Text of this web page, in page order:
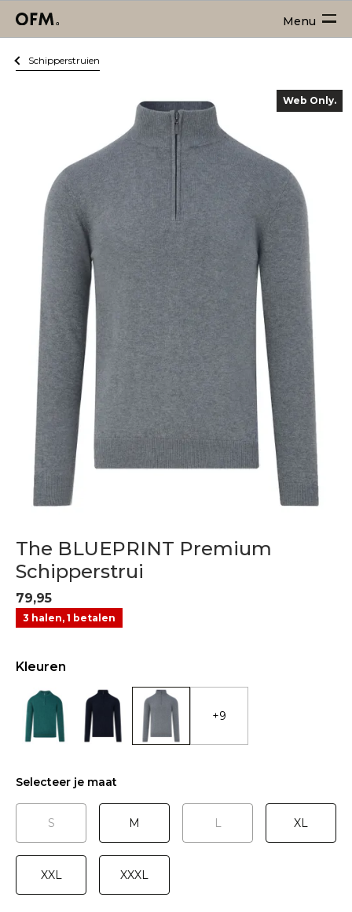
Menu
Schipperstruien
Web Only.
The BLUEPRINT Premium
Schipperstrui
79,95
3 halen, 1 betalen
Kleuren
+9
Selecteer je maat
S M L XL
XXL XXXL